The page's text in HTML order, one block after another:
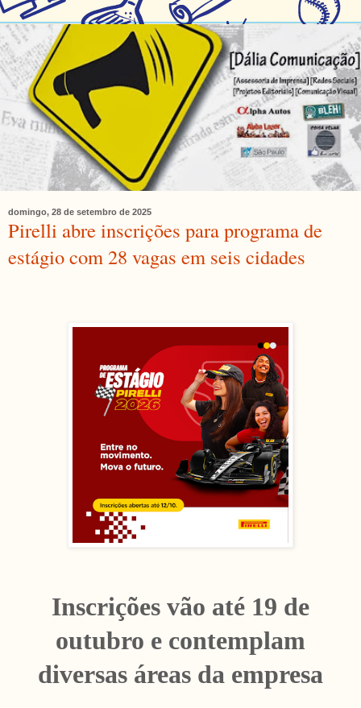
domingo, 28 de setembro de 2025
Pirelli abre inscrições para programa de
estágio com 28 vagas em seis cidades
Inscrições vão até 19 de
outubro e contemplam
diversas áreas da empresa